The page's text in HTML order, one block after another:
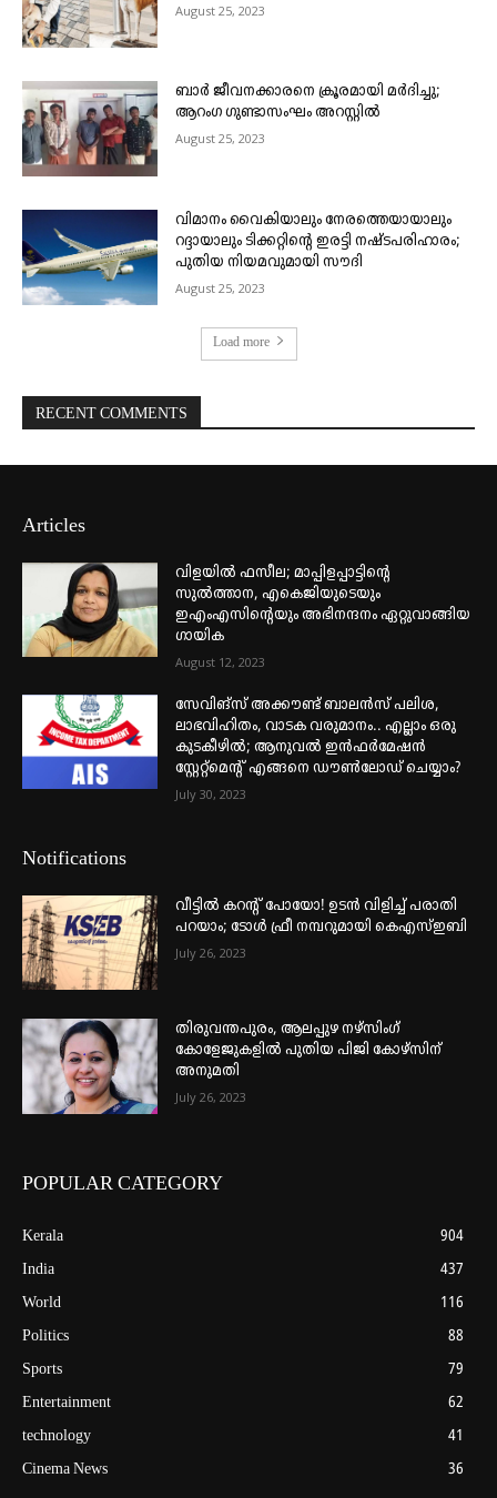
August 25, 2023
ബാർ ജീവനക്കാരനെ ക്രൂരമായി മർദിച്ചു;
ആറംഗ ഗുണ്ടാസംഘം അറസ്റ്റിൽ
August 25, 2023
വിമാനം വൈകിയാലും നേരത്തെയായാലും
റദ്ദായാലും ടിക്കറ്റിന്റെ ഇരട്ടി നഷ്ടപരിഹാരം;
പുതിയ നിയമവുമായി സൗദി
August 25, 2023
Load more
RECENT COMMENTS
Articles
വിളയിൽ ഫസീല; മാപ്പിളപ്പാട്ടിന്റെ
സുൽത്താന, എകെജിയുടെയും
ഇഎംഎസിന്റെയും അഭിനന്ദനം ഏറ്റുവാങ്ങിയ
ഗായിക
August 12, 2023
സേവിങ്സ് അക്കൗണ്ട് ബാലൻസ് പലിശ,
ലാഭവിഹിതം, വാടക വരുമാനം.. എല്ലാം ഒരു
കുടകീഴിൽ; ആനുവൽ ഇൻഫർമേഷൻ
സ്റ്റേറ്റ്മെന്റ് എങ്ങനെ ഡൗൺലോഡ് ചെയ്യാം?
July 30, 2023
Notifications
വീട്ടില്‍ കറന്റ് പോയോ! ഉടന്‍ വിളിച്ച് പരാതി
പറയാം; ടോള്‍ ഫ്രീ നമ്പറുമായി കെഎസ്ഇബി
July 26, 2023
തിരുവന്തപുരം, ആലപ്പുഴ നഴ്‌സിംഗ്
കോളേജുകളില്‍ പുതിയ പിജി കോഴ്‌സിന്
അനുമതി
July 26, 2023
POPULAR CATEGORY
Kerala
904
India
437
World
116
Politics
88
Sports
79
Entertainment
62
technology
41
Cinema News
36